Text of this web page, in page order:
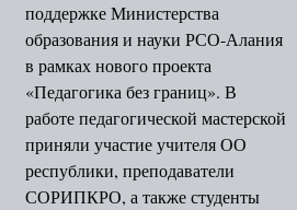
поддержке Министерства
образования и науки РСО-Алания
в рамках нового проекта
«Педагогика без границ». В
работе педагогической мастерской
приняли участие учителя ОО
республики, преподаватели
СОРИПКРО, а также студенты